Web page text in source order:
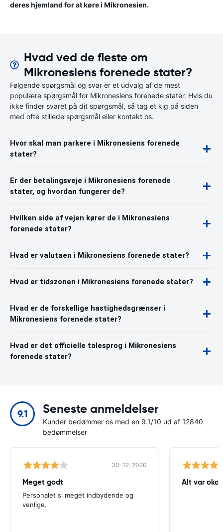
deres hjemland for at køre i Mikronesien.
Hvad ved de fleste om
Mikronesiens forenede stater?
Følgende spørgsmål og svar er et udvalg af de mest
populære spørgsmål for Mikronesiens forenede stater. Hvis du
ikke finder svaret på dit spørgsmål, så tag et kig på siden
med ofte stillede spørgsmål eller kontakt os.
Hvor skal man parkere i Mikronesiens forenede
stater?
Er der betalingsveje i Mikronesiens forenede
stater, og hvordan fungerer de?
Hvilken side af vejen kører de i Mikronesiens
forenede stater?
Hvad er valutaen i Mikronesiens forenede stater?
Hvad er tidszonen i Mikronesiens forenede stater?
Hvad er de forskellige hastighedsgrænser i
Mikronesiens forenede stater?
Hvad er det officielle talesprog i Mikronesiens
forenede stater?
9.1 Seneste anmeldelser
Kunder bedømmer os med en 9.1/10 ud af 12840
bedømmelser
30-12-2020
Meget godt
Personalet si meget indbydende og
venlige.
Alt var okay